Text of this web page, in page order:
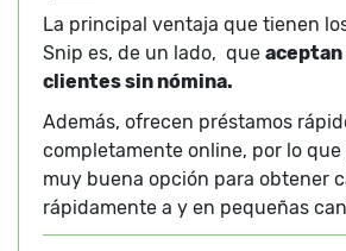
La principal ventaja que tienen
Snip es, de un lado, que
clientes sin nómina.
Además, ofrecen préstamos
completamente online, por lo
muy buena opción para obtener
rápidamente a y en pequeñas